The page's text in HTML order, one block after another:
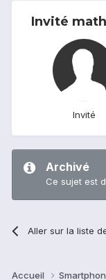
Invité
Invité
Archivé
Ce sujet est
Aller sur la liste
Accueil